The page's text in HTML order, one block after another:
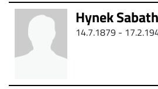
Hynek Sabath
14.7.1879 -